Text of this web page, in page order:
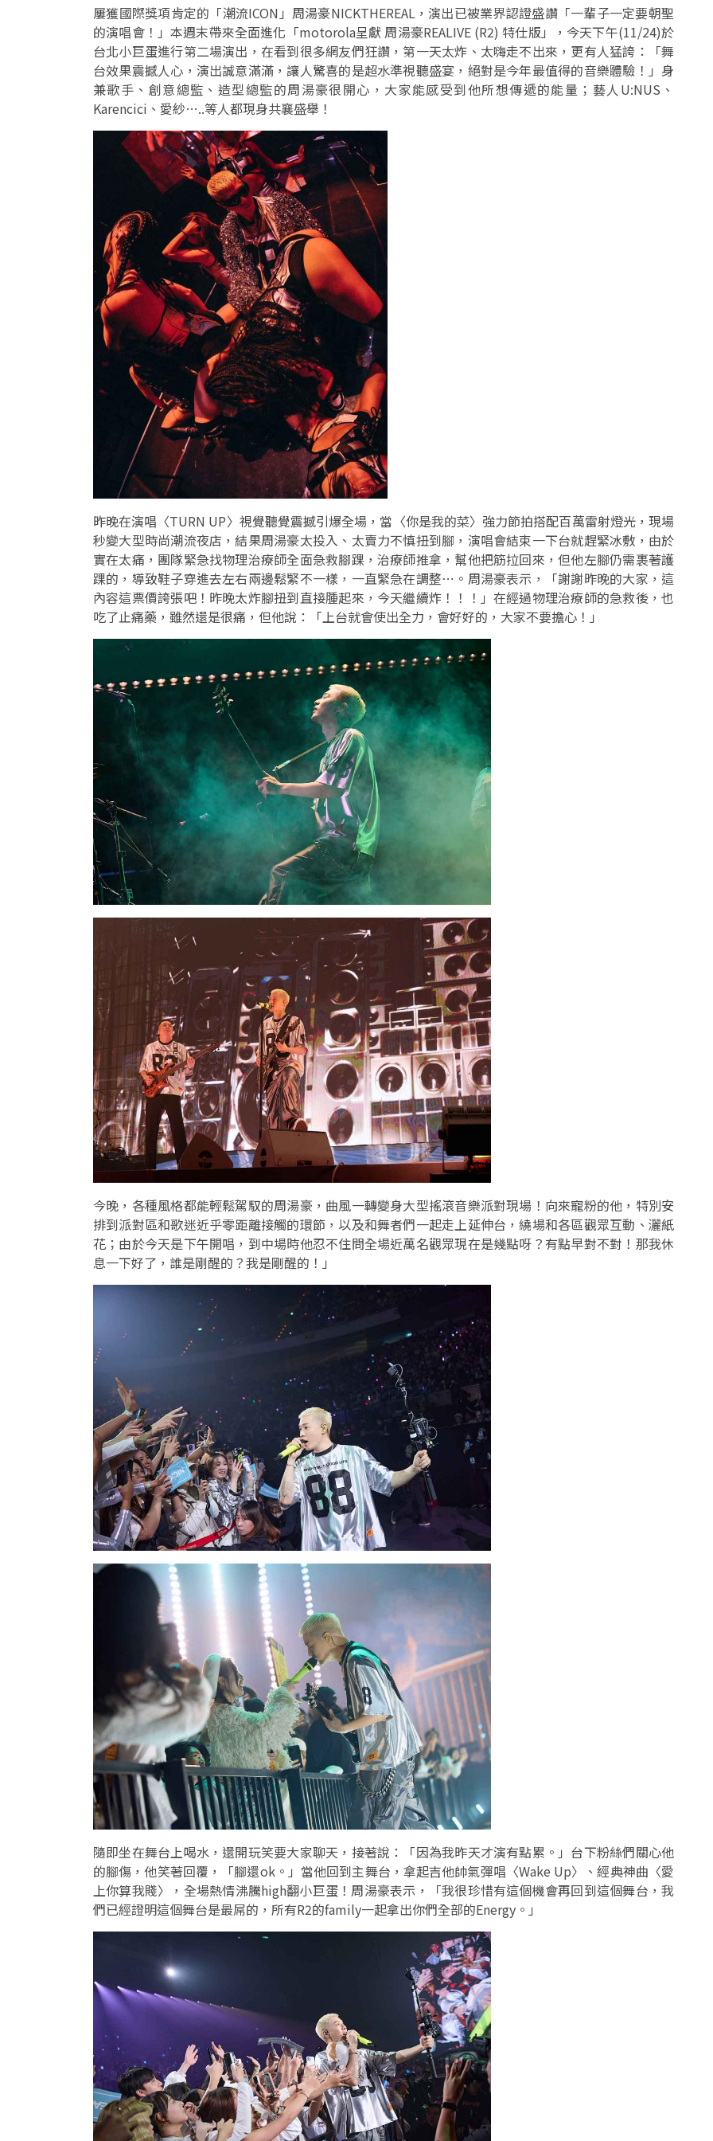
屢獲國際獎項肯定的「潮流ICON」周湯豪NICKTHEREAL，演出已被業界認證盛讚「一輩子一定要朝聖
的演唱會！」本週末帶來全面進化「motorola呈獻 周湯豪REALIVE (R2) 特仕版」，今天下午(11/24)於
台北小巨蛋進行第二場演出，在看到很多網友們狂讚，第一天太炸、太嗨走不出來，更有人猛誇：「舞
台效果震撼人心，演出誠意滿滿，讓人驚喜的是超水準視聽盛宴，絕對是今年最值得的音樂體驗！」身
兼歌手、創意總監、造型總監的周湯豪很開心，大家能感受到他所想傳遞的能量；藝人U:NUS、
Karencici、愛紗…..等人都現身共襄盛舉！
昨晚在演唱〈TURN UP〉視覺聽覺震撼引爆全場，當〈你是我的菜〉強力節拍搭配百萬雷射燈光，現場
秒變大型時尚潮流夜店，結果周湯豪太投入、太賣力不慎扭到腳，演唱會結束一下台就趕緊冰敷，由於
實在太痛，團隊緊急找物理治療師全面急救腳踝，治療師推拿，幫他把筋拉回來，但他左腳仍需裹著護
踝的，導致鞋子穿進去左右兩邊鬆緊不一樣，一直緊急在調整⋯。周湯豪表示，「謝謝昨晚的大家，這
內容這票價誇張吧！昨晚太炸腳扭到直接腫起來，今天繼續炸！！！」在經過物理治療師的急救後，也
吃了止痛藥，雖然還是很痛，但他說：「上台就會使出全力，會好好的，大家不要擔心！」
今晚，各種風格都能輕鬆駕馭的周湯豪，曲風一轉變身大型搖滾音樂派對現場！向來寵粉的他，特別安
排到派對區和歌迷近乎零距離接觸的環節，以及和舞者們一起走上延伸台，繞場和各區觀眾互動、灑紙
花；由於今天是下午開唱，到中場時他忍不住問全場近萬名觀眾現在是幾點呀？有點早對不對！那我休
息一下好了，誰是剛醒的？我是剛醒的！」
隨即坐在舞台上喝水，還開玩笑要大家聊天，接著說：「因為我昨天才演有點累。」台下粉絲們關心他
的腳傷，他笑著回覆，「腳還ok。」當他回到主舞台，拿起吉他帥氣彈唱〈Wake Up〉、經典神曲〈愛
上你算我賤〉，全場熱情沸騰high翻小巨蛋！周湯豪表示，「我很珍惜有這個機會再回到這個舞台，我
們已經證明這個舞台是最屌的，所有R2的family一起拿出你們全部的Energy。」